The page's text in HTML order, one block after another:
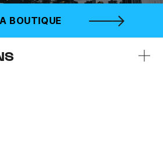
BOUTIQUE